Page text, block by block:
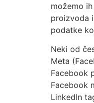
možemo
proizvoda
podatke
Neki od
Meta
Facebook
Facebook
LinkedIn